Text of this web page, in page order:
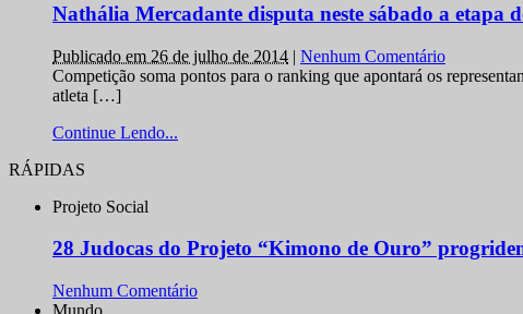
Nathália Mercadante disputa neste sábado a etapa
Publicado em 26 de julho de 2014 | Nenhum Comentário
Competição soma pontos para o ranking que apontará os
atleta […]
Continue Lendo...
RÁPIDAS
Projeto Social
28 Judocas do Projeto “Kimono de Ouro”
Nenhum Comentário
Mundo